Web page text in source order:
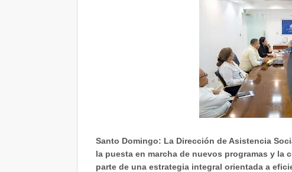
Santo Domingo: La Dirección de Asistencia
la puesta en marcha de nuevos programas y la
parte de una estrategia integral orientada a